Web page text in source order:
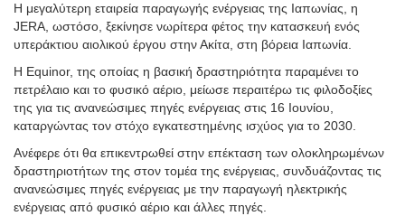
Η μεγαλύτερη εταιρεία παραγωγής ενέργειας της Ιαπωνίας, η
JERA, ωστόσο, ξεκίνησε νωρίτερα φέτος την κατασκευή ενός
υπεράκτιου αιολικού έργου στην Ακίτα, στη βόρεια Ιαπωνία.
Η Equinor, της οποίας η βασική δραστηριότητα παραμένει το
πετρέλαιο και το φυσικό αέριο, μείωσε περαιτέρω τις φιλοδοξίες
της για τις ανανεώσιμες πηγές ενέργειας στις 16 Ιουνίου,
καταργώντας τον στόχο εγκατεστημένης ισχύος για το 2030.
Ανέφερε ότι θα επικεντρωθεί στην επέκταση των ολοκληρωμένων
δραστηριοτήτων της στον τομέα της ενέργειας, συνδυάζοντας τις
ανανεώσιμες πηγές ενέργειας με την παραγωγή ηλεκτρικής
ενέργειας από φυσικό αέριο και άλλες πηγές.